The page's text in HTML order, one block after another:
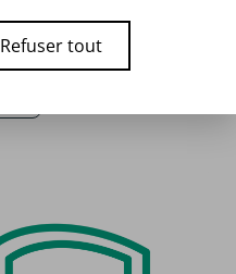
Refuser tout